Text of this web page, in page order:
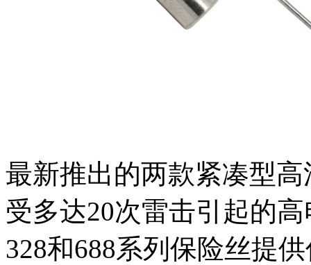
最新推出的两款紧凑型
受多达20次雷击引起的
328和688系列保险丝提